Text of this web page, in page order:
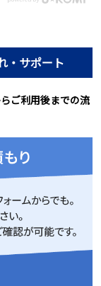
・サポート
ご利用後までの流